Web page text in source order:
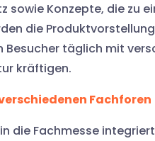
sowie Konzepte, die zu
die
Besucher täglich mit
kräftigen.
Fachforen
die Fachmesse